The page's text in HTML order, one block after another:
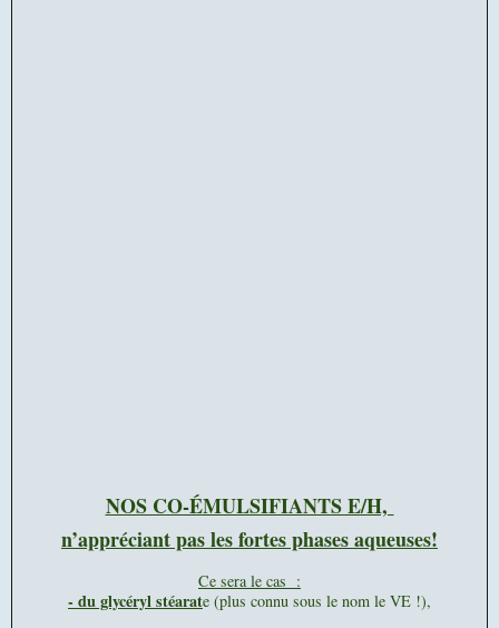
NOS CO-ÉMULSIFIANTS E/H,
n’appréciant pas les fortes phases aqueuses!
Ce sera le cas :
- du glycéryl stéarate (plus connu sous le nom le VE !),